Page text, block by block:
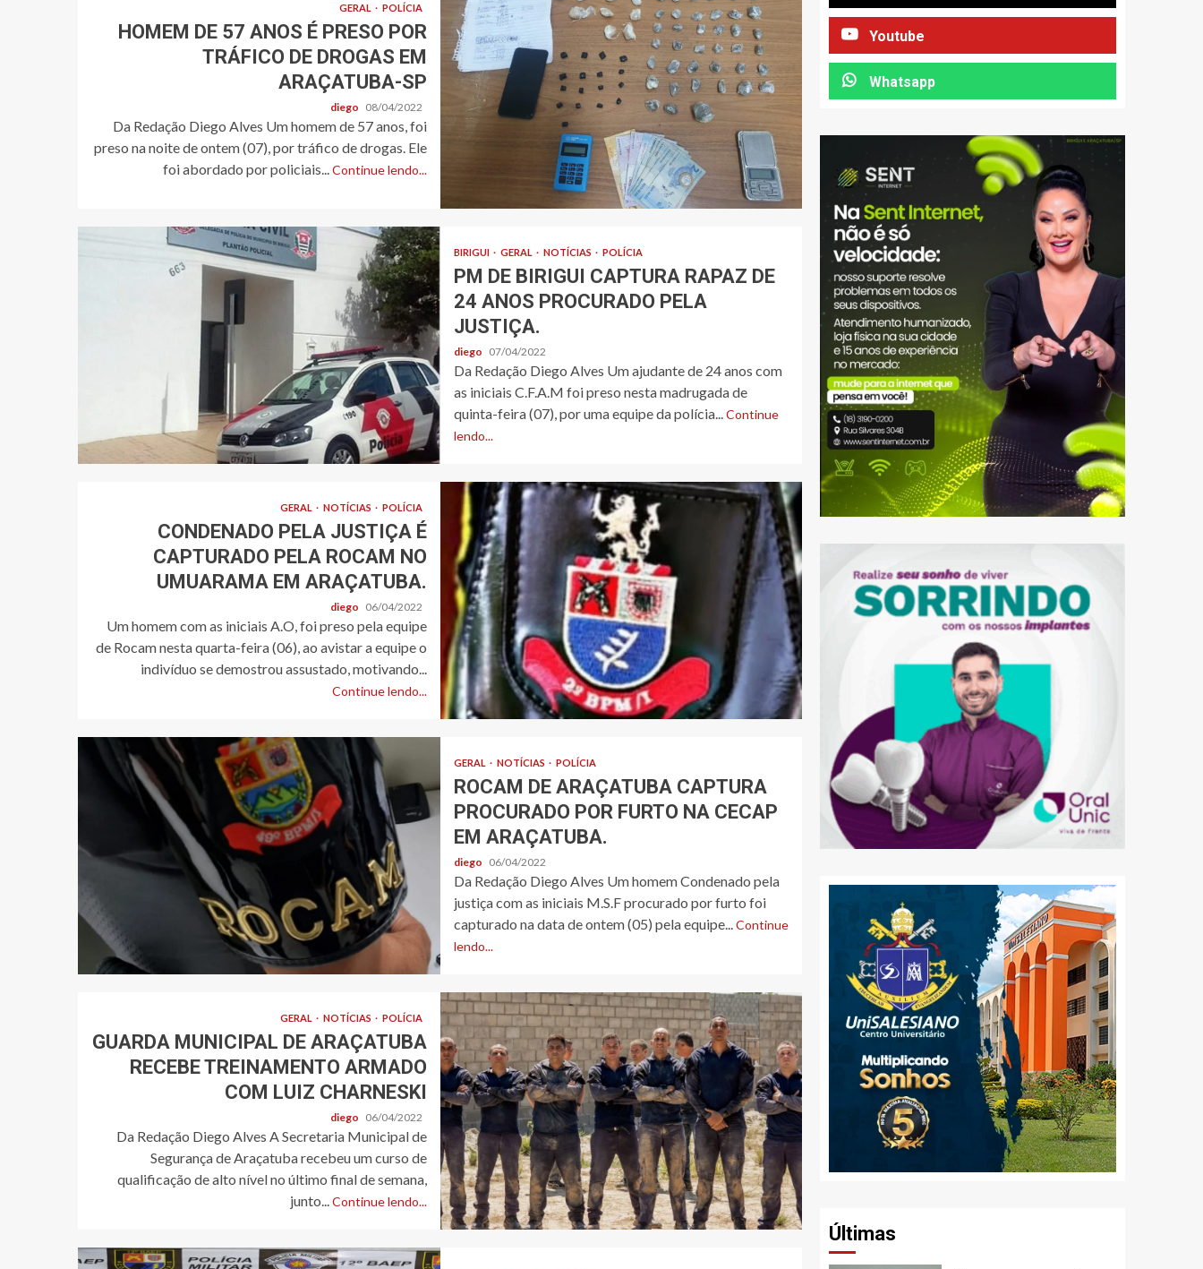
GERAL POLÍCIA
HOMEM DE 57 ANOS É PRESO POR
TRÁFICO DE DROGAS EM
ARAÇATUBA-SP
diego 08/04/2022
Da Redação Diego Alves Um homem de 57 anos, foi
preso na noite de ontem (07), por tráfico de drogas. Ele
foi abordado por policiais... Continue lendo...
BIRIGUI GERAL NOTÍCIAS POLÍCIA
PM DE BIRIGUI CAPTURA RAPAZ DE
24 ANOS PROCURADO PELA
JUSTIÇA.
diego 07/04/2022
Da Redação Diego Alves Um ajudante de 24 anos com
as iniciais C.F.A.M foi preso nesta madrugada de
quinta-feira (07), por uma equipe da polícia... Continue
lendo...
GERAL NOTÍCIAS POLÍCIA
CONDENADO PELA JUSTIÇA É
CAPTURADO PELA ROCAM NO
UMUARAMA EM ARAÇATUBA.
diego 06/04/2022
Um homem com as iniciais A.O, foi preso pela equipe
de Rocam nesta quarta-feira (06), ao avistar a equipe o
indivíduo se demostrou assustado, motivando...
Continue lendo...
GERAL NOTÍCIAS POLÍCIA
ROCAM DE ARAÇATUBA CAPTURA
PROCURADO POR FURTO NA CECAP
EM ARAÇATUBA.
diego 06/04/2022
Da Redação Diego Alves Um homem Condenado pela
justiça com as iniciais M.S.F procurado por furto foi
capturado na data de ontem (05) pela equipe... Continue
lendo...
GERAL NOTÍCIAS POLÍCIA
GUARDA MUNICIPAL DE ARAÇATUBA
RECEBE TREINAMENTO ARMADO
COM LUIZ CHARNESKI
diego 06/04/2022
Da Redação Diego Alves A Secretaria Municipal de
Segurança de Araçatuba recebeu um curso de
qualificação de alto nível no último final de semana,
junto... Continue lendo...
Youtube
Whatsapp
Últimas